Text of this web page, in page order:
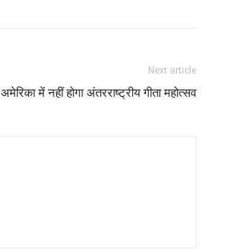
Next article
अमेरिका में नहीं होगा अंतरराष्ट्रीय गीता महोत्सव